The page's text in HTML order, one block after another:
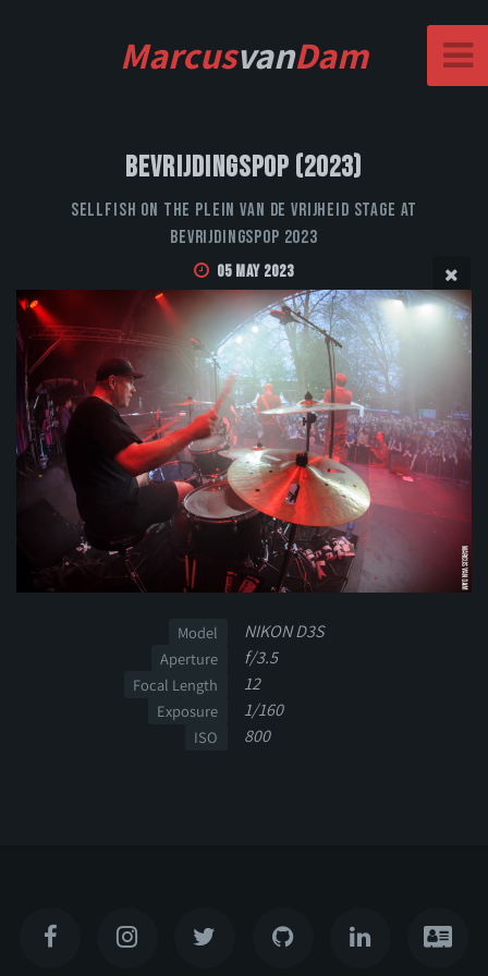
MarcusvanDam
Bevrijdingspop (2023)
Sellfish on the Plein van de Vrijheid stage at
Bevrijdingspop 2023
05 May 2023
Model NIKON D3S
Aperture f/3.5
Focal Length 12
Exposure 1/160
ISO 800